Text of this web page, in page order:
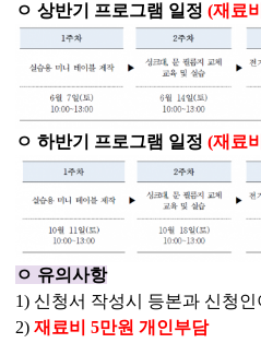
ㅇ상반기 프로그램 일정(재료
ㅇ 하반기 프로그램 일정(재료
ㅇ 유의사항
1) 신청서 작성시 등본과 신청
2)재료비 5만원 개인부담